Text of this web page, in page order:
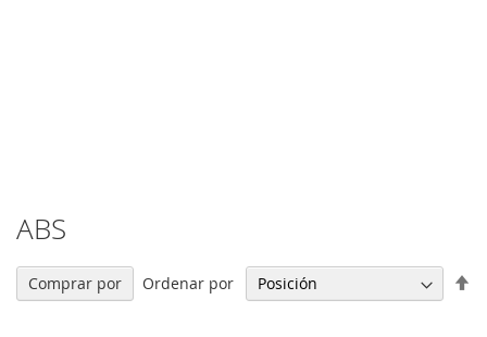
ABS
Ordenar por
Comprar por